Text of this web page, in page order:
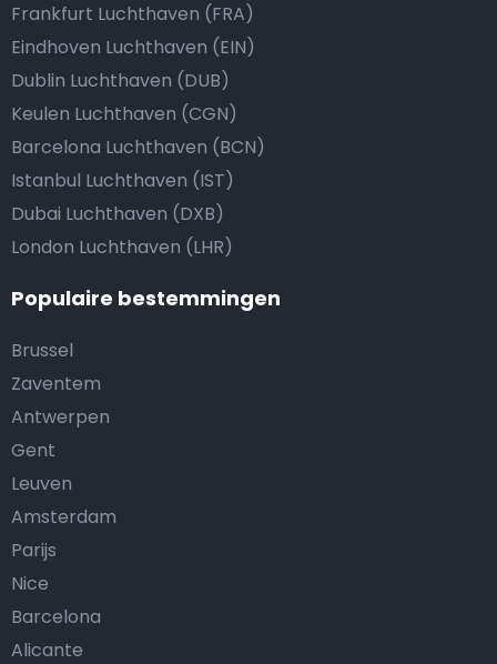
Frankfurt Luchthaven (FRA)
Eindhoven Luchthaven (EIN)
Dublin Luchthaven (DUB)
Keulen Luchthaven (CGN)
Barcelona Luchthaven (BCN)
Istanbul Luchthaven (IST)
Dubai Luchthaven (DXB)
London Luchthaven (LHR)
Populaire bestemmingen
Brussel
Zaventem
Antwerpen
Gent
Leuven
Amsterdam
Parijs
Nice
Barcelona
Alicante